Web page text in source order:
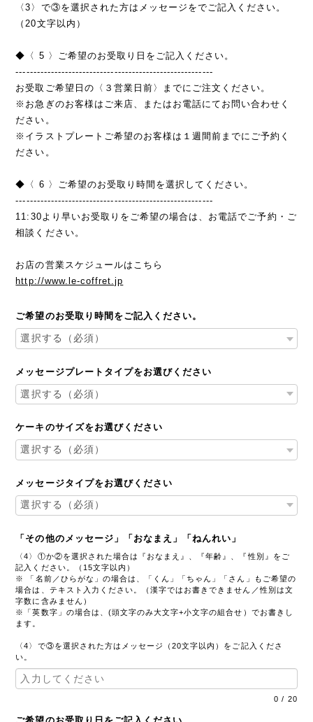
〈3〉で③を選択された方はメッセージをでご記入ください。
（20文字以内）
◆〈 5 〉ご希望のお受取り日をご記入ください。
--------------------------------------------------------
お受取ご希望日の〈３営業日前〉までにご注文ください。
※お急ぎのお客様はご来店、またはお電話にてお問い合わせく
ださい。
※イラストプレートご希望のお客様は１週間前までにご予約く
ださい。
◆〈 6 〉ご希望のお受取り時間を選択してください。
--------------------------------------------------------
11:30より早いお受取りをご希望の場合は、お電話でご予約・ご
相談ください。
お店の営業スケジュールはこちら
http://www.le-coffret.jp
ご希望のお受取り時間をご記入ください。
メッセージプレートタイプをお選びください
ケーキのサイズをお選びください
メッセージタイプをお選びください
「その他のメッセージ」「おなまえ」「ねんれい」
〈4〉①か②を選択された場合は『おなまえ』、『年齢』、『性別』をご
記入ください。（15文字以内）
※ 「名前／ひらがな」の場合は、「くん」「ちゃん」「さん」もご希望の
場合は、テキスト入力ください。（漢字ではお書きできません／性別は文
字数に含みません）
※「英数字」の場合は、(頭文字のみ大文字+小文字の組合せ）でお書きし
ます。
〈4〉で③を選択された方はメッセージ（20文字以内）をご記入くださ
い。
0 / 20
ご希望のお受取り日をご記入ください